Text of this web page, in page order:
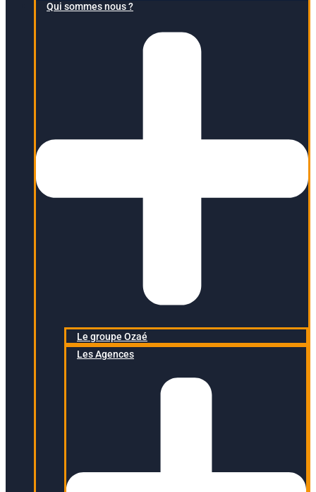
Qui sommes nous ?
Le groupe Ozaé
Les Agences